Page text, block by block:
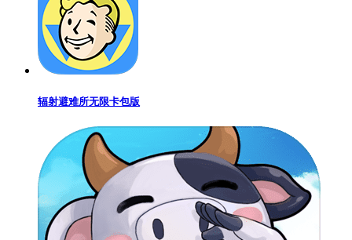
辐射避难所无限卡包版